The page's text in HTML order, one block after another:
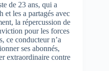
de 23 ans, qui a
et les a partagés avec
la répercussion de
pour les forces
ce conducteur n’a
ses abonnés,
extraordinaire contre